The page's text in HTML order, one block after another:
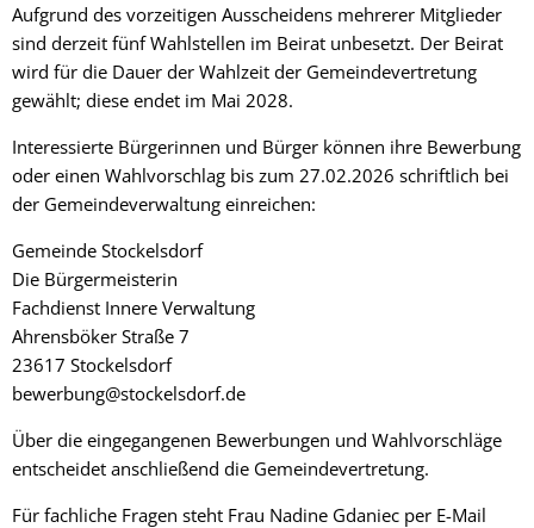
Aufgrund des vorzeitigen Ausscheidens mehrerer Mitglieder
sind derzeit fünf Wahlstellen im Beirat unbesetzt. Der Beirat
wird für die Dauer der Wahlzeit der Gemeindevertretung
gewählt; diese endet im Mai 2028.
Interessierte Bürgerinnen und Bürger können ihre Bewerbung
oder einen Wahlvorschlag bis zum 27.02.2026 schriftlich bei
der Gemeindeverwaltung einreichen:
Gemeinde Stockelsdorf
Die Bürgermeisterin
Fachdienst Innere Verwaltung
Ahrensböker Straße 7
23617 Stockelsdorf
bewerbung@stockelsdorf.de
Über die eingegangenen Bewerbungen und Wahlvorschläge
entscheidet anschließend die Gemeindevertretung.
Für fachliche Fragen steht Frau Nadine Gdaniec per E-Mail